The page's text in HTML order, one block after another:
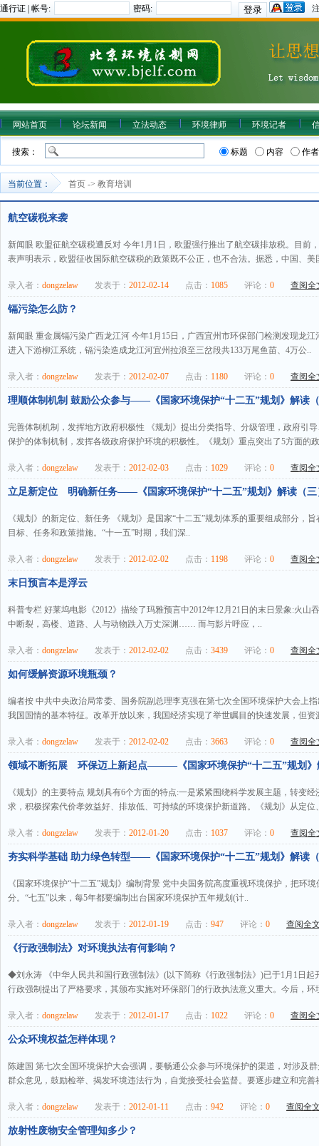
通行证 | 帐号: 密码:
网站首页 论坛新闻 立法动态 环境律师 环境记者
搜索： 标题 内容 作者
当前位置： 首页 -> 教育培训
航空碳税来袭
新闻眼 欧盟征航空碳税遭反对 今年1月1日，欧盟强行推出了航空碳排放税。目前
表声明表示，欧盟征收国际航空碳税的政策既不公正，也不合法。据悉，中国、美
录入者： dongzelaw 发表于： 2012-02-14 点击： 1085 评论： 0 查阅全
镉污染怎么防？
新闻眼 重金属镉污染广西龙江河 今年1月15日，广西宜州市环保部门检测发现龙
进入下游柳江系统，镉污染造成龙江河宜州拉浪至三岔段共133万尾鱼苗、4万公..
录入者： dongzelaw 发表于： 2012-02-07 点击： 1180 评论： 0 查阅全
理顺体制机制 鼓励公众参与——《国家环境保护“十二五”规划》解读
完善体制机制，发挥地方政府积极性 《规划》提出分类指导、分级管理，政府引
保护的体制机制，发挥各级政府保护环境的积极性。《规划》重点突出了5方面的
录入者： dongzelaw 发表于： 2012-02-03 点击： 1029 评论： 0 查阅全
立足新定位 明确新任务——《国家环境保护“十二五”规划》解读（三
《规划》的新定位、新任务 《规划》是国家“十二五”规划体系的重要组成部分，
目标、任务和政策措施。“十一五”时期，我们深..
录入者： dongzelaw 发表于： 2012-02-02 点击： 1198 评论： 0 查阅全
末日预言本是浮云
科普专栏 好莱坞电影《2012》描绘了玛雅预言中2012年12月21日的末日景象:火山
中断裂，高楼、道路、人与动物跌入万丈深渊…… 而与影片呼应，..
录入者： dongzelaw 发表于： 2012-02-02 点击： 3439 评论： 0 查阅全
如何缓解资源环境瓶颈？
编者按 中共中央政治局常委、国务院副总理李克强在第七次全国环境保护大会上
我国国情的基本特征。改革开放以来，我国经济实现了举世瞩目的快速发展，但资
录入者： dongzelaw 发表于： 2012-02-02 点击： 3663 评论： 0 查阅全
领域不断拓展 环保迈上新起点———《国家环境保护“十二五”规划》
《规划》的主要特点 规划具有6个方面的特点:一是紧紧围绕科学发展主题，转变
求，积极探索代价孝效益好、排放低、可持续的环境保护新道路。《规划》从定位
录入者： dongzelaw 发表于： 2012-01-20 点击： 1037 评论： 0 查阅全
夯实科学基础 助力绿色转型——《国家环境保护“十二五”规划》解读
《国家环境保护“十二五”规划》编制背景 党中央国务院高度重视环境保护，把环
分。“七五”以来，每5年都要编制出台国家环境保护五年规划(计..
录入者： dongzelaw 发表于： 2012-01-19 点击： 947 评论： 0 查阅全
《行政强制法》对环境执法有何影响？
◆刘永涛 《中华人民共和国行政强制法》(以下简称《行政强制法》)已于1月1日
行政强制提出了严格要求，其颁布实施对环保部门的行政执法意义重大。今后，环
录入者： dongzelaw 发表于： 2012-01-17 点击： 1022 评论： 0 查阅全
公众环境权益怎样体现？
陈建国 第七次全国环境保护大会强调，要畅通公众参与环境保护的渠道，对涉及
群众意见，鼓励检举、揭发环境违法行为，自觉接受社会监督。要逐步建立和完善
录入者： dongzelaw 发表于： 2012-01-11 点击： 942 评论： 0 查阅全
放射性废物安全管理知多少？